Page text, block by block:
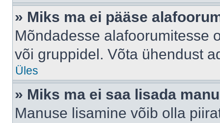
» Miks ma ei pääse
Mõndadesse alafoorumitesse
või gruppidel. Võta ühendust
Üles
» Miks ma ei saa lisada
Manuse lisamine võib olla